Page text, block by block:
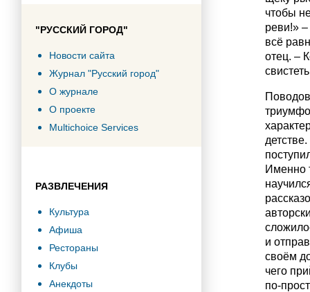
"РУССКИЙ ГОРОД"
Новости сайта
Журнал "Русский город"
О журнале
О проекте
Multichoice Services
РАЗВЛЕЧЕНИЯ
Культура
Афиша
Рестораны
Клубы
Анекдоты
чтобы
реви!»
всё
отец. –
Именно
и
своём
чего
по-